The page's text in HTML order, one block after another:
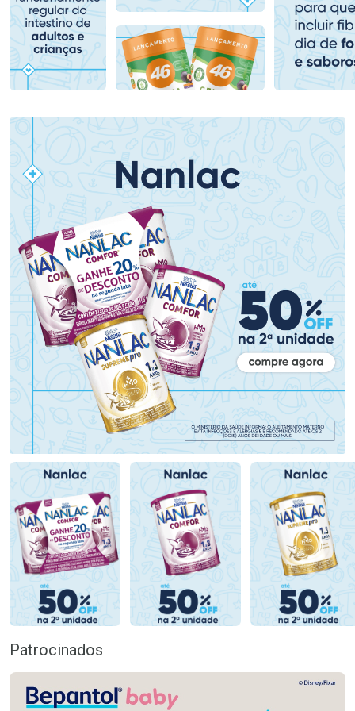
Comprar sem Desconto
Por R$ 80,99/cada
Comprar sem Desconto
Por R$ 80,99/cada
Comprar sem Desconto
Por R$ 71,99/cada
Comprar sem Desconto
Por R$ 71,99/cada
Patrocinados